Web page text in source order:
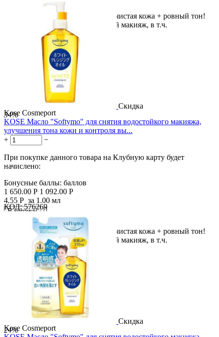
Снятие водостойкого макияжа + чистая кожа + ровный тон!
Масло тщательно удаляет стойкий макияж, в т.ч.
водостойкую...
Скидка
34%
Kose Cosmeport
KOSE Масло "Softymo" для снятия водостойкого макияжа,
улучшения тона кожи и контроля вы...
+
−
При покупке данного товара на Клубную карту будет
начислено:
Бонусные баллы: баллов
1 650.00 Р 1 092.00 Р
4.55 Р за 1.00 мл
В корзину

Снятие водостойкого макияжа + чистая кожа + ровный тон!
Масло тщательно удаляет стойкий макияж, в т.ч.
водостойкую...
КОД: 576269
Скидка
24%
Kose Cosmeport